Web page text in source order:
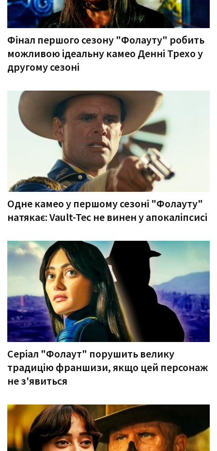
Фінал першого сезону "Фолауту" робить
можливою ідеальну камео Денні Трехо у
другому сезоні
Одне камео у першому сезоні "Фолауту"
натякає: Vault-Tec не винен у апокаліпсисі
Серіал "Фолаут" порушить велику
традицію франшизи, якщо цей персонаж
не з'явиться